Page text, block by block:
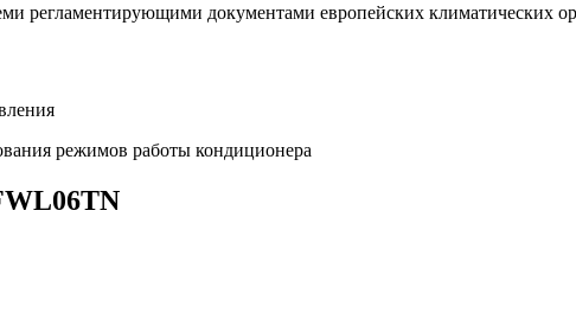
регламентирующими документами европейских климатических
режимов работы кондиционера